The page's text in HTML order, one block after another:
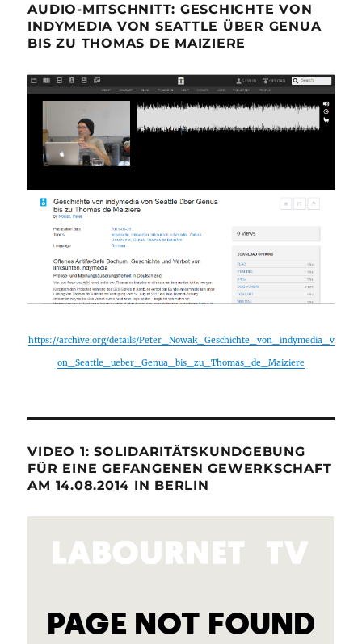
AUDIO-MITSCHNITT: GESCHICHTE VON
INDYMEDIA VON SEATTLE ÜBER GENUA
BIS ZU THOMAS DE MAIZIERE
https://archive.org/details/Peter_Nowak_Geschichte_von_indymedia_v
on_Seattle_ueber_Genua_bis_zu_Thomas_de_Maiziere
VIDEO 1: SOLIDARITÄTSKUNDGEBUNG
FÜR EINE GEFANGENEN GEWERKSCHAFT
AM 14.08.2014 IN BERLIN